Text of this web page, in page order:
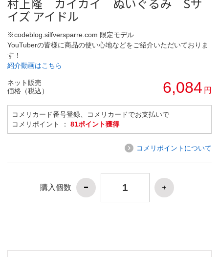
イズ アイドル
※codeblog.silfversparre.com 限定モデル
YouTuberの皆様に商品の使い心地などをご紹介いただいておりま
す！
紹介動画はこちら
ネット販売
価格（税込）
6,084 円
コメリカード番号登録、コメリカードでお支払いで
コメリポイント ： 81ポイント獲得
コメリポイントについて
購入個数